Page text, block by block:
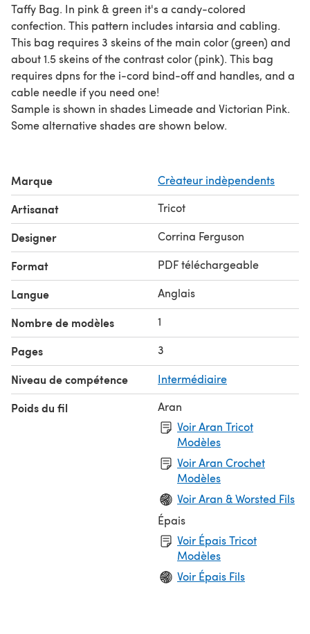
Taffy Bag. In pink & green it's a candy-colored
confection. This pattern includes intarsia and cabling.
This bag requires 3 skeins of the main color (green) and
about 1.5 skeins of the contrast color (pink). This bag
requires dpns for the i-cord bind-off and handles, and a
cable needle if you need one!
Sample is shown in shades Limeade and Victorian Pink.
Some alternative shades are shown below.
Marque Crèateur indèpendents
Artisanat Tricot
Designer Corrina Ferguson
Format PDF téléchargeable
Langue Anglais
Nombre de modèles 1
Pages 3
Niveau de compétence Intermédiaire
Poids du fil
Aran
Voir Aran Tricot
Modèles
Voir Aran Crochet
Modèles
Voir Aran & Worsted Fils
Épais
Voir Épais Tricot
Modèles
Voir Épais Fils